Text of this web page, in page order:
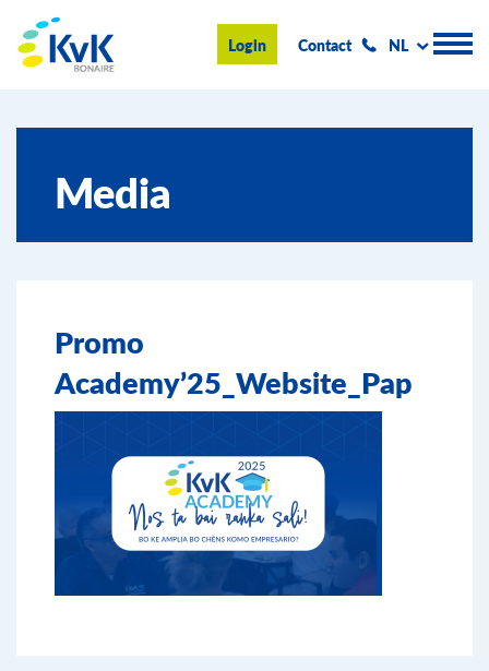
KvK Bonaire
Login Contact NL
Advies en informatie
Ondernemen op Bonaire
Nieuws & Events
Zoeken
Media
Promo
Academy’25_Website_Pap